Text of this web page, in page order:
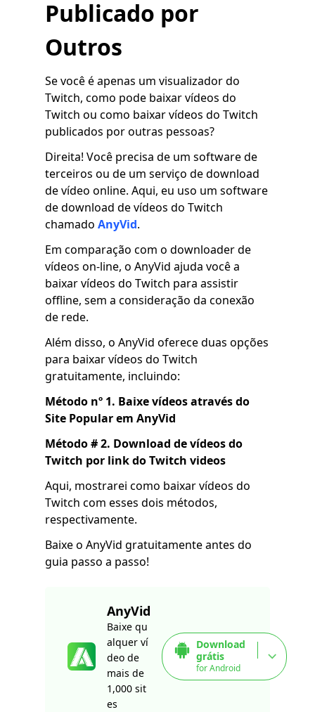
Publicado por
Outros
Se você é apenas um visualizador do
Twitch, como pode baixar vídeos do
Twitch ou como baixar vídeos do Twitch
publicados por outras pessoas?
Direita! Você precisa de um software de
terceiros ou de um serviço de download
de vídeo online. Aqui, eu uso um software
de download de vídeos do Twitch
chamado AnyVid.
Em comparação com o downloader de
vídeos on-line, o AnyVid ajuda você a
baixar vídeos do Twitch para assistir
offline, sem a consideração da conexão
de rede.
Além disso, o AnyVid oferece duas opções
para baixar vídeos do Twitch
gratuitamente, incluindo:
Método nº 1. Baixe vídeos através do
Site Popular em AnyVid
Método # 2. Download de vídeos do
Twitch por link do Twitch videos
Aqui, mostrarei como baixar vídeos do
Twitch com esses dois métodos,
respectivamente.
Baixe o AnyVid gratuitamente antes do
guia passo a passo!
AnyVid
Baixe qu
alquer ví
deo de
mais de
1,000 sit
es
Download
grátis
for Android